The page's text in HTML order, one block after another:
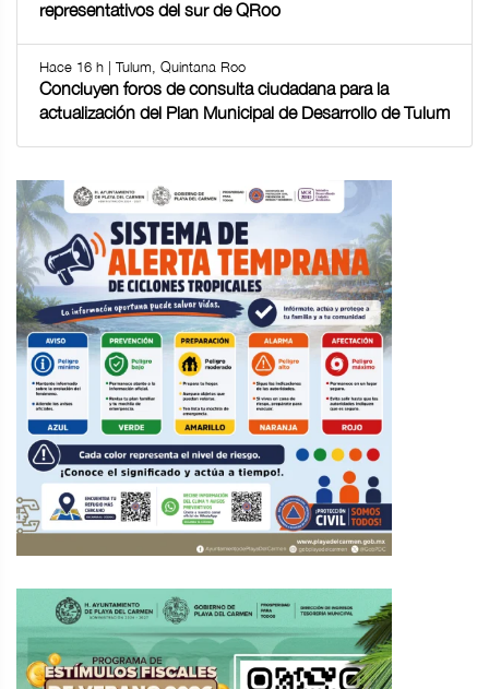
representativos del sur de QRoo
Hace 16 h | Tulum, Quintana Roo
Concluyen foros de consulta ciudadana para la
actualización del Plan Municipal de Desarrollo de Tulum